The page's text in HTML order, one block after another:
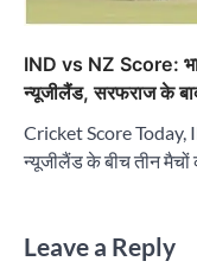
IND vs NZ Score:
न्यूजीलैंड, सरफराज के
Cricket Score Today,
न्यूजीलैंड के बीच तीन मैचों
Leave a Reply